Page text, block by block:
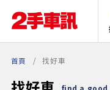
首頁 找好車